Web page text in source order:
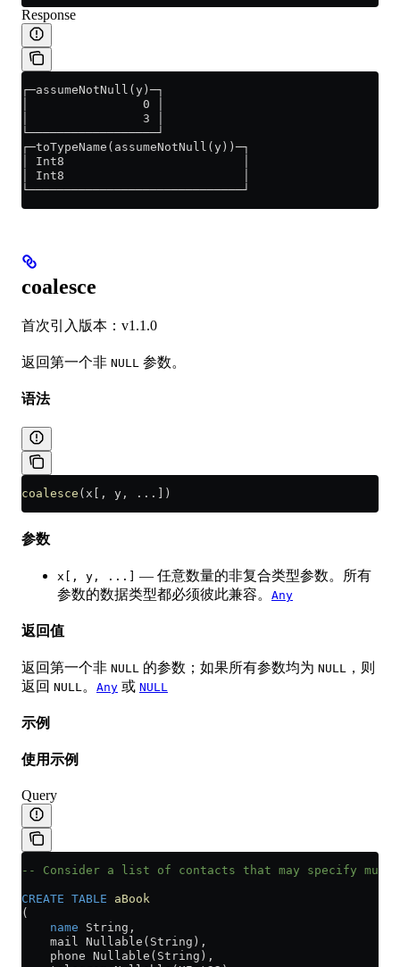
Response
┌─assumeNotNull(y)─┐
│                0 │
│                3 │
└──────────────────┘
┌─toTypeName(assumeNotNull(y))─┐
│ Int8                         │
│ Int8                         │
└──────────────────────────────┘
coalesce
首次引入版本：v1.1.0
返回第一个非 NULL 参数。
语法
coalesce (x[, y, ...])
参数
x[, y, ...]
— 任意数量的非复合类型参数。所有
参数的数据类型都必须彼此兼容。 Any
返回值
返回第一个非 NULL 的参数；如果所有参数均为 NULL ，则
返回 NULL。 Any 或 NULL
示例
使用示例
Query
-- Consider a list of contacts that may specify
CREATE TABLE aBook
(
    name
String,
    mail Nullable(String),
    phone Nullable(String),